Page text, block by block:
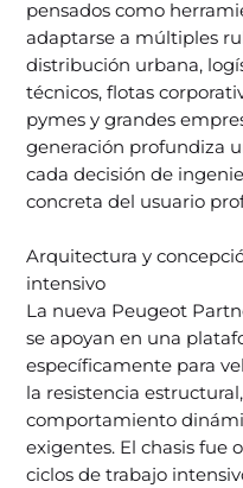
pensados como
adaptarse a múltiples
distribución urbana,
técnicos, flotas
pymes y grandes
generación profundiza
cada decisión de
concreta del usuario
Arquitectura y
intensivo
La nueva Peugeot
se apoyan en una
específicamente para
la resistencia
comportamiento
exigentes. El chasis fue
ciclos de trabajo